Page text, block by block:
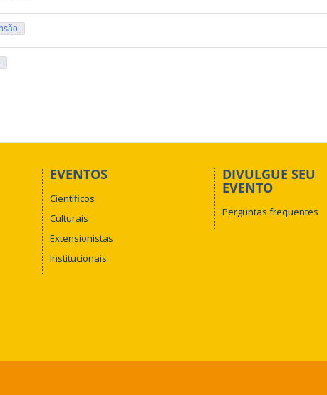
EVENTOS
Científicos
Culturais
Extensionistas
Institucionais
DIVULGUE SEU
EVENTO
Perguntas frequentes